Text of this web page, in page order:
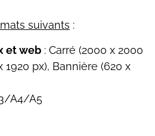
suivants :
et web : Carré (2000 x 2000
1920 px), Bannière (620 x
A4/A5